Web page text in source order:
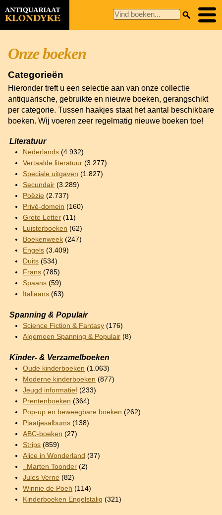
Onze boeken
Categorieën
Hieronder treft u een selectie aan van onze collectie
antiquarische, gebruikte en nieuwe boeken, gerangschikt
per categorie. Tussen haakjes staat het aantal beschikbare
boeken. Wij voeren zeer regelmatig nieuwe boeken toe!
Literatuur
Nederlands (4.932)
Vertaalde literatuur (3.277)
Speciale uitgaven (1.827)
Secundair (3.289)
Poëzie (2.737)
Privé-domein (160)
Grote Letter (11)
Luisterboeken (62)
Boekenweek (247)
Engels (3.409)
Duits (534)
Frans (785)
Spaans (59)
Italiaans (63)
Spanning & Populair
Science Fiction & Fantasy (176)
Algemeen Spanning & Populair (8)
Kinder- & Verzamelboeken
Oude kinderboeken (1.063)
Moderne kinderboeken (877)
Jeugd informatief (233)
Prentenboeken (364)
Pop-up en beweegbare boeken (262)
Plaatjesalbums (138)
ABC-boeken (27)
Strips (859)
Alice in Wonderland (37)
_Marten Toonder (2)
Jules Verne (82)
Winnie de Poeh (114)
Kinderboeken Engelstalig (321)